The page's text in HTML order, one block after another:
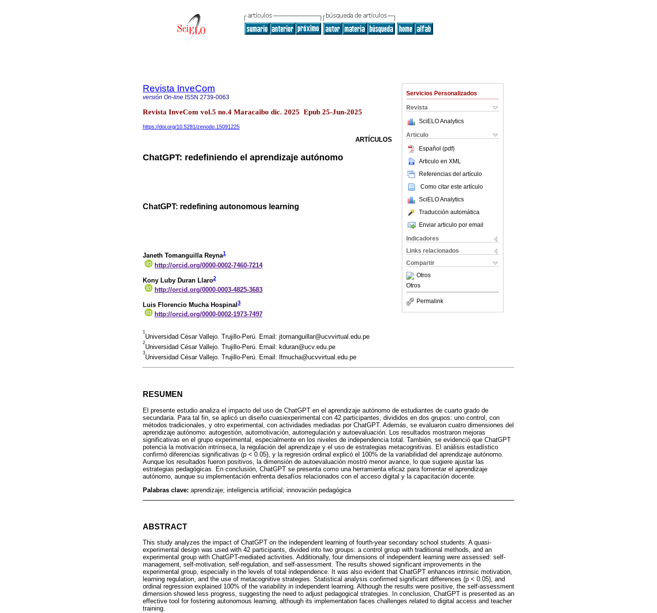
Servicios Personalizados
Revista
SciELO Analytics
Articulo
Español (pdf)
Articulo en XML
Referencias del artículo
Como citar este artículo
SciELO Analytics
Traducción automática
Enviar articulo por email
Indicadores
Links relacionados
Compartir
Otros
Otros
Permalink
Revista InveCom
versión On-line ISSN 2739-0063
Revista InveCom vol.5 no.4 Maracaibo dic. 2025 Epub 25-Jun-2025
https://doi.org/10.5281/zenodo.15091225
ARTÍCULOS
ChatGPT: redefiniendo el aprendizaje autónomo
ChatGPT: redefining autonomous learning
Janeth Tomanguilla Reyna1
http://orcid.org/0000-0002-7460-7214
Kony Luby Duran Llaro2
http://orcid.org/0000-0003-4825-3683
Luis Florencio Mucha Hospinal 3
http://orcid.org/0000-0002-1973-7497
1
Universidad César Vallejo. Trujillo-Perú. Email: jtomanguillar@ucvvirtual.edu.pe
2
Universidad César Vallejo. Trujillo-Perú. Email: kduran@ucv.edu.pe
3
Universidad César Vallejo. Trujillo-Perú. Email: lfmucha@ucvvirtual.edu.pe
RESUMEN
El presente estudio analiza el impacto del uso de ChatGPT en el aprendizaje autónomo de estudiantes de cuarto grado de
secundaria. Para tal fin, se aplicó un diseño cuasiexperimental con 42 participantes, divididos en dos grupos: uno control, con
métodos tradicionales, y otro experimental, con actividades mediadas por ChatGPT. Además, se evaluaron cuatro dimensiones del
aprendizaje autónomo: autogestión, automotivación, autorregulación y autoevaluación. Los resultados mostraron mejoras
significativas en el grupo experimental, especialmente en los niveles de independencia total. También, se evidenció que ChatGPT
potencia la motivación intrínseca, la regulación del aprendizaje y el uso de estrategias metacognitivas. El análisis estadístico
confirmó diferencias significativas (p < 0.05), y la regresión ordinal explicó el 100% de la variabilidad del aprendizaje autónomo.
Aunque los resultados fueron positivos, la dimensión de autoevaluación mostró menor avance, lo que sugiere ajustar las
estrategias pedagógicas. En conclusión, ChatGPT se presenta como una herramienta eficaz para fomentar el aprendizaje
autónomo, aunque su implementación enfrenta desafíos relacionados con el acceso digital y la capacitación docente.
Palabras clave: aprendizaje; inteligencia artificial; innovación pedagógica
ABSTRACT
This study analyzes the impact of ChatGPT on the independent learning of fourth-year secondary school students. A quasi-
experimental design was used with 42 participants, divided into two groups: a control group with traditional methods, and an
experimental group with ChatGPT-mediated activities. Additionally, four dimensions of independent learning were assessed: self-
management, self-motivation, self-regulation, and self-assessment. The results showed significant improvements in the
experimental group, especially in the levels of total independence. It was also evident that ChatGPT enhances intrinsic motivation,
learning regulation, and the use of metacognitive strategies. Statistical analysis confirmed significant differences (p < 0.05), and
ordinal regression explained 100% of the variability in independent learning. Although the results were positive, the self-assessment
dimension showed less progress, suggesting the need to adjust pedagogical strategies. In conclusion, ChatGPT is presented as an
effective tool for fostering autonomous learning, although its implementation faces challenges related to digital access and teacher
training.